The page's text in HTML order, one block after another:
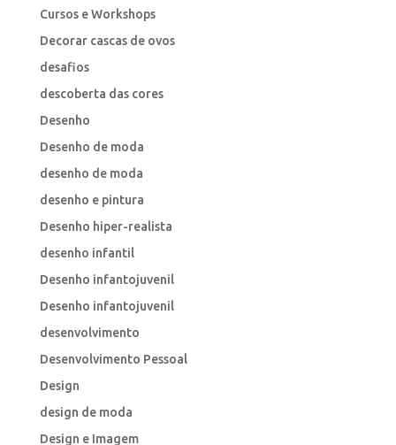
Cursos e Workshops
Decorar cascas de ovos
desafios
descoberta das cores
Desenho
Desenho de moda
desenho de moda
desenho e pintura
Desenho hiper-realista
desenho infantil
Desenho infantojuvenil
Desenho infantojuvenil
desenvolvimento
Desenvolvimento Pessoal
Design
design de moda
Design e Imagem